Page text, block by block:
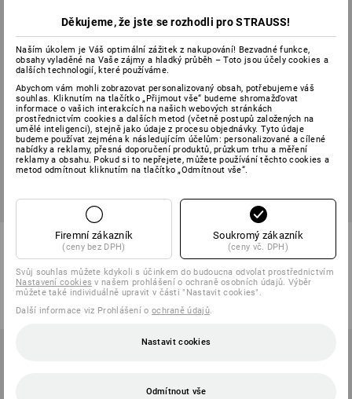
e.s. 3-K dílenský šroubovák
varianta
od 1 005,51 Kčod 650,98 Kč
CENA SADY -36%
Elektrikářská izolační páska
testovací sada
1 varianta
254,10 Kč160,93 Kč
Děkujeme, že jste se rozhodli pro STRAUSS!
Naším úkolem je Váš optimální zážitek z nakupování! Bezvadné funkce,
obsahy vyladěné na Vaše zájmy a hladký průběh – Toto jsou účely cookies a
dalších technologií, které používáme.
Abychom vám mohli zobrazovat personalizovaný obsah, potřebujeme váš
souhlas. Kliknutím na tlačítko „Přijmout vše“ budeme shromažďovat
informace o vašich interakcích na našich webových stránkách
prostřednictvím cookies a dalších metod (včetně postupů založených na
umělé inteligenci), stejně jako údaje z procesu objednávky. Tyto údaje
budeme používat zejména k následujícím účelům: personalizované a cílené
nabídky a reklamy, přesná doporučení produktů, průzkum trhu a měření
reklamy a obsahu. Pokud si to nepřejete, můžete používání těchto cookies a
metod odmítnout kliknutím na tlačítko „Odmítnout vše“.
Firemní zákazník
(ceny bez DPH)
Soukromý zákazník
(ceny vč. DPH)
Svůj souhlas můžete kdykoli s účinkem do budoucna odvolat prostřednictvím
Nastavení cookies v našem prohlášení o ochraně osobních údajů. Výběr
můžete také individuálně upravit v části "Nastavit cookies".
Další informace viz Prohlášení o ochraně údajů.
Nastavit cookies
Odmítnout vše